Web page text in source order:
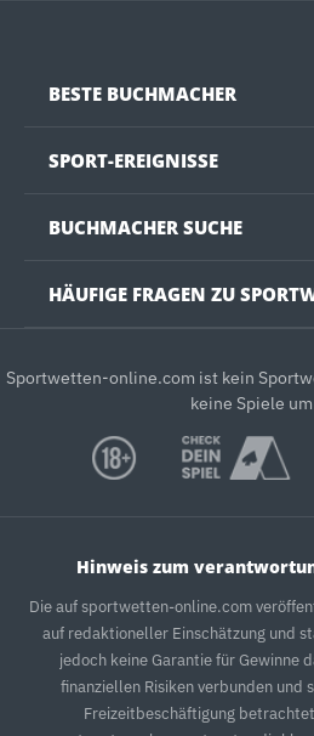
BESTE BUCHMACHER
SPORT-EREIGNISSE
BUCHMACHER SUCHE
HÄUFIGE FRAGEN ZU
Sportwetten-online.com ist kein
keine Spiele
Hinweis zum
Die auf sportwetten-online.com
auf redaktioneller Einschätzung und
jedoch keine Garantie für Gewinne
finanziellen Risiken verbunden und
Freizeitbeschäftigung